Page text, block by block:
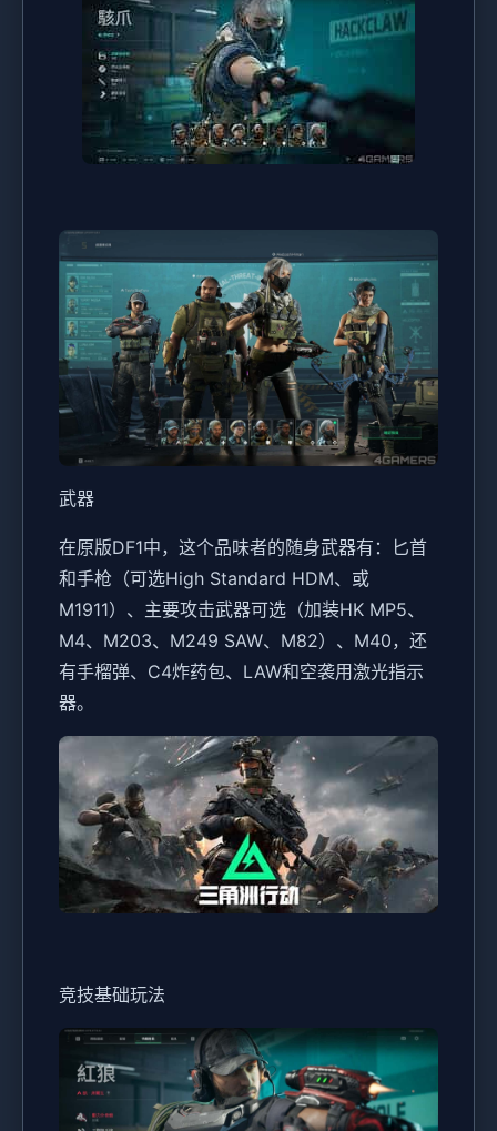
武器
在原版DF1中，这个品味者的随身武器有：匕首
和手枪（可选High Standard HDM、或
M1911）、主要攻击武器可选（加装HK MP5、
M4、M203、M249 SAW、M82）、M40，还
有手榴弹、C4炸药包、LAW和空袭用激光指示
器。
竞技基础玩法